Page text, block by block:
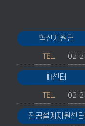
혁신지원팀
TEL. 02-
IR센터
TEL. 02-
전공설계지원센터